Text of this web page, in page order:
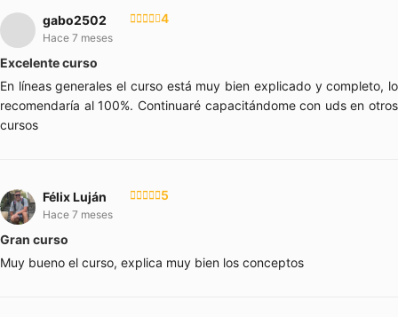
gabo2502
Hace 7 meses
4
Excelente curso
En líneas generales el curso está muy bien explicado y completo, lo
recomendaría al 100%. Continuaré capacitándome con uds en otros
cursos
Félix Luján
Hace 7 meses
5
Gran curso
Muy bueno el curso, explica muy bien los conceptos